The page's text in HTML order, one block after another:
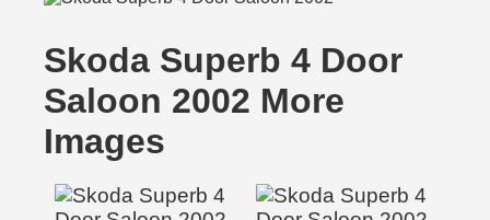
Skoda Superb 4 Door
Saloon 2002 More
Images